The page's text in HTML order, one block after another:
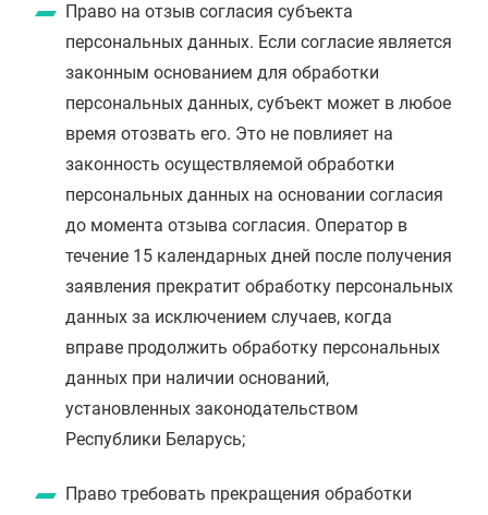
Право на отзыв согласия субъекта
персональных данных. Если согласие является
законным основанием для обработки
персональных данных, субъект может в любое
время отозвать его. Это не повлияет на
законность осуществляемой обработки
персональных данных на основании согласия
до момента отзыва согласия. Оператор в
течение 15 календарных дней после получения
заявления прекратит обработку персональных
данных за исключением случаев, когда
вправе продолжить обработку персональных
данных при наличии оснований,
установленных законодательством
Республики Беларусь;
Право требовать прекращения обработки